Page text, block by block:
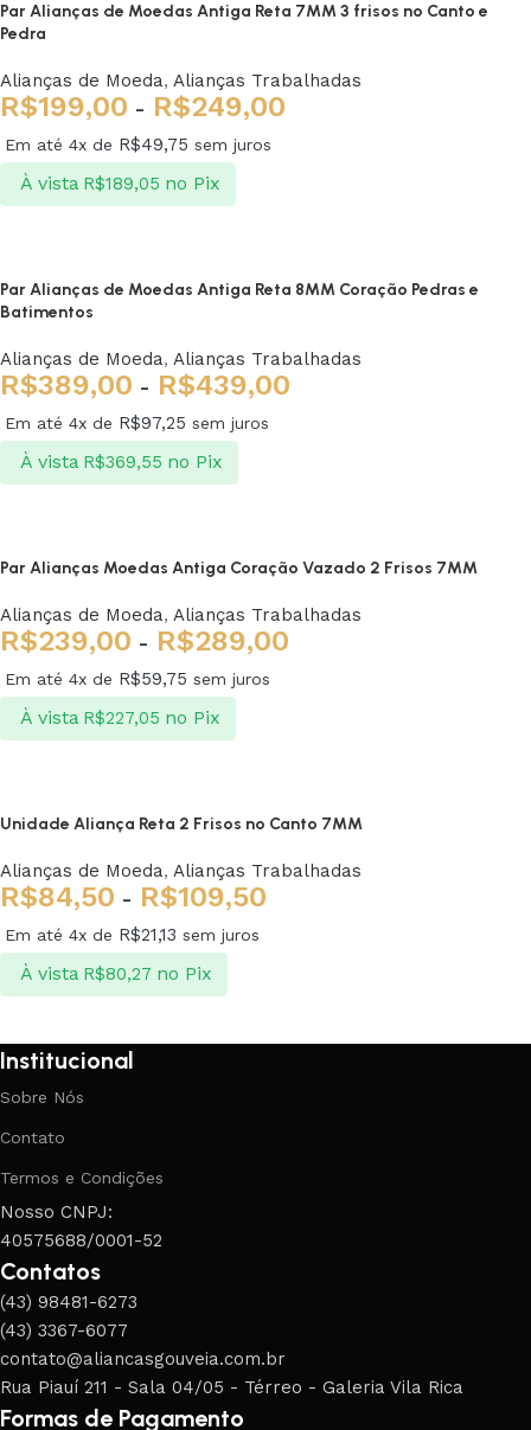
Par Alianças de Moedas Antiga Reta 7MM 3 frisos no Canto e
Pedra
Alianças de Moeda, Alianças Trabalhadas
R$199,00 - R$249,00
Em até 4x de R$49,75 sem juros
À vista R$189,05 no Pix
Par Alianças de Moedas Antiga Reta 8MM Coração Pedras e
Batimentos
Alianças de Moeda, Alianças Trabalhadas
R$389,00 - R$439,00
Em até 4x de R$97,25 sem juros
À vista R$369,55 no Pix
Par Alianças Moedas Antiga Coração Vazado 2 Frisos 7MM
Alianças de Moeda, Alianças Trabalhadas
R$239,00 - R$289,00
Em até 4x de R$59,75 sem juros
À vista R$227,05 no Pix
Unidade Aliança Reta 2 Frisos no Canto 7MM
Alianças de Moeda, Alianças Trabalhadas
R$84,50 - R$109,50
Em até 4x de R$21,13 sem juros
À vista R$80,27 no Pix
Institucional
Sobre Nós
Contato
Termos e Condições
Nosso CNPJ:
40575688/0001-52
Contatos
(43) 98481-6273
(43) 3367-6077
contato@aliancasgouveia.com.br
Rua Piauí 211 - Sala 04/05 - Térreo - Galeria Vila Rica
Formas de Pagamento